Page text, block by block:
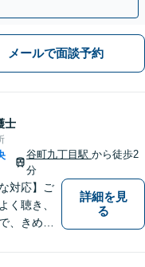
メールで面談予約
士
谷町九丁目駅から徒歩2
分
対応】ご
く聴き、
、きめ細
お越しい
詳細を見
る